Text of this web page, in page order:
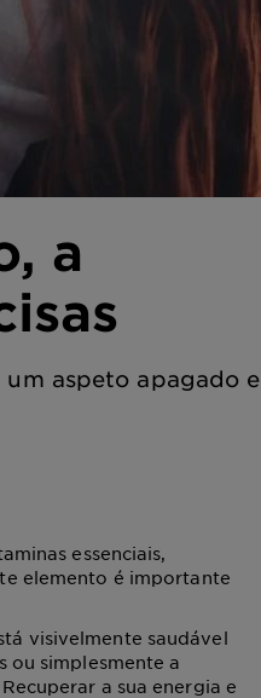
a
aspeto apagado e
essenciais,
elemento é importante
visivelmente saudável
ou simplesmente a
a sua energia e